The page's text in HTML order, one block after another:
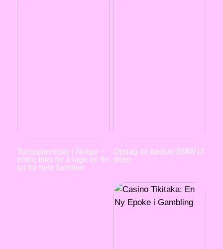
Turopplevelser i Norge –
enkle triks for å lage en fin
tur for hele familien
Opdag de bedste BMW i3
deler